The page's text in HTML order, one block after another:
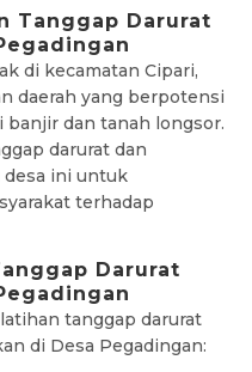
Tanggap Darurat
di kecamatan Cipari,
daerah yang berpotensi
dan tanah longsor.
darurat dan
desa ini untuk
terhadap
Darurat
tanggap darurat
di Desa Pegadingan: